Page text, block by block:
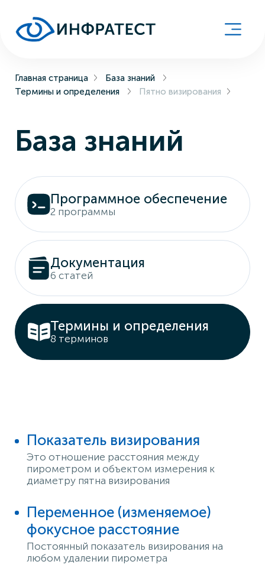
Главная страница
База знаний
Термины и определения
Пятно визирования
База знаний
Программное обеспечение
2 программы
Документация
6 статей
Термины и определения
8 терминов
Показатель визирования
Это отношение расстояния между
пирометром и объектом измерения к
диаметру пятна визирования
Переменное (изменяемое)
фокусное расстояние
Постоянный показатель визирования на
любом удалении пирометра